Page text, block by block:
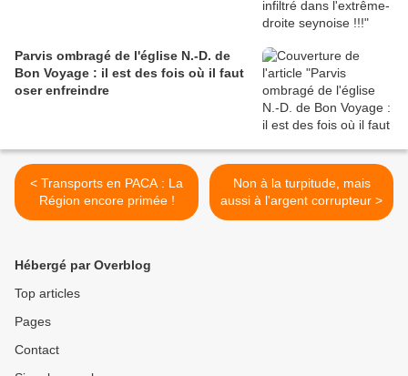
Parvis ombragé de l'église N.-D. de
Bon Voyage : il est des fois où il faut
oser enfreindre
< Transports en PACA : La
Région encore primée !
Non à la turpitude, mais
aussi à l'argent corrupteur >
Hébergé par Overblog
Top articles
Pages
Contact